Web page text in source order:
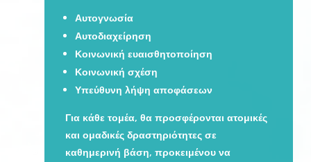
Αυτογνωσία
Αυτοδιαχείρηση
Κοινωνική ευαισθητοποίηση
Κοινωνική σχέση
Υπεύθυνη λήψη αποφάσεων
Για κάθε τομέα, θα προσφέρονται ατομικές
και ομαδικές δραστηριότητες σε
καθημερινή βάση, προκειμένου να